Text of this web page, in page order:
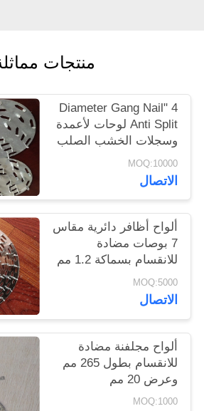
POLICY
منتجات
4 "Diameter Gang Nail
Anti Split لوحات لأعمدة
وسجلات الخشب الصلب
MOQ:10000
الاتصال
ألواح أظافر دائرية مقاس
7 بوصات مضادة
للانقسام بسماكة 1.2 مم
MOQ:5000
الاتصال
ألواح مجلفنة مضادة
للانقسام بطول 265 مم
وعرض 20 مم
MOQ:1000